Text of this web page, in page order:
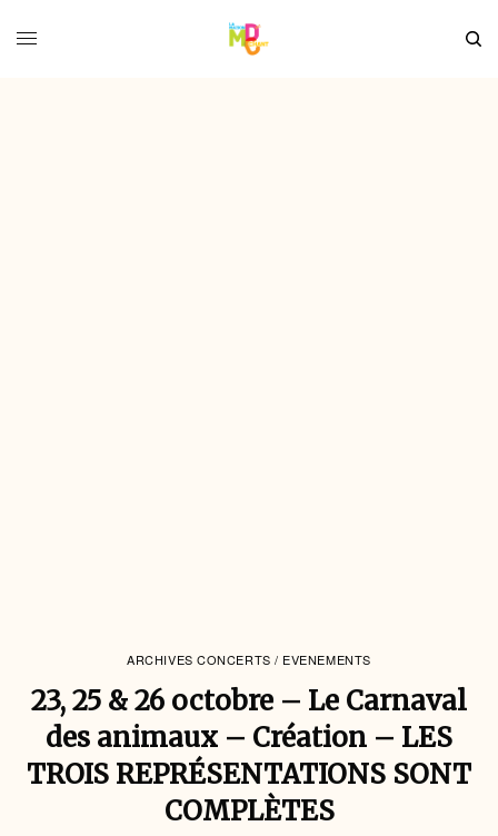
ARCHIVES CONCERTS / EVENEMENTS
23, 25 & 26 octobre – Le Carnaval
des animaux – Création – LES
TROIS REPRÉSENTATIONS SONT
COMPLÈTES